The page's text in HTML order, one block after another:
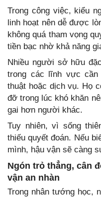
Trong công việc, kiểu
linh hoạt nên dễ được
không quá tham vọng
tiền bạc nhờ khả năng
Nhiều người sở hữu
trong các lĩnh vực cần
thuật hoặc dịch vụ. Họ
đỡ trong lúc khó khăn
gai hơn người khác.
Tuy nhiên, vì sống
thiếu quyết đoán. Nếu
mình, hậu vận sẽ càng
Ngón trỏ thẳng, cân
vận an nhàn
Trong nhân tướng học,